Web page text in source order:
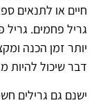
חיים או לתנאים
גריל פחמים.
יותר זמן הכנה
דבר שיכול להיות
ישנם גם גרילים